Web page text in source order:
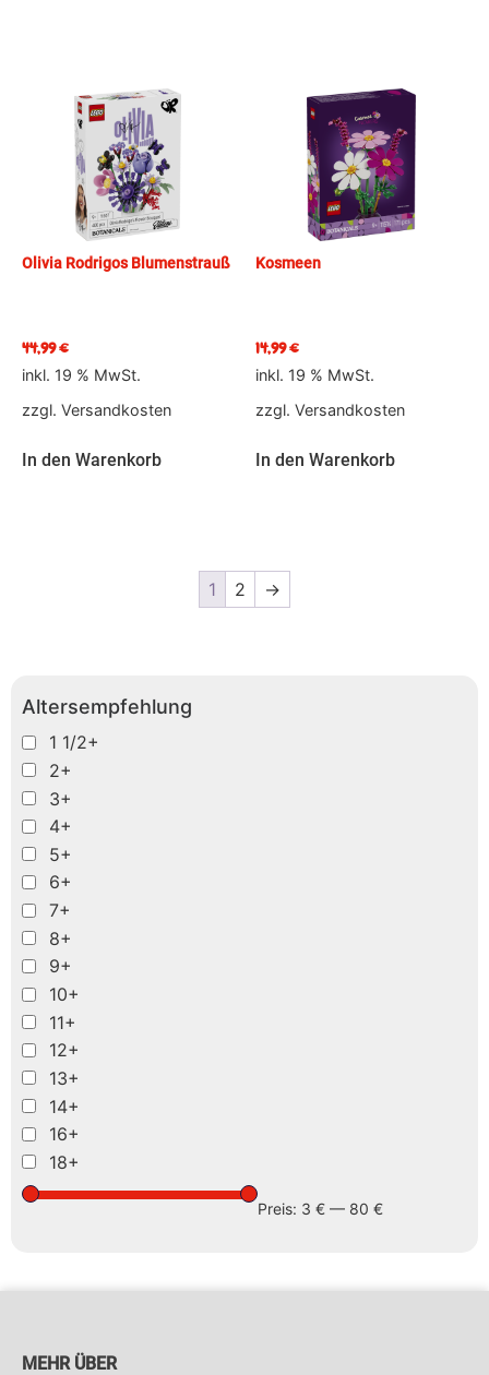
Altersempfehlung
1 1/2+
2+
3+
4+
5+
6+
7+
8+
9+
10+
11+
12+
13+
14+
16+
18+
Preis: 3 € — 80 €
Olivia Rodrigos Blumenstrauß
44,99€
inkl. 19 % MwSt.
zzgl. Versandkosten
In den Warenkorb
Kosmeen
14,99€
inkl. 19 % MwSt.
zzgl. Versandkosten
In den Warenkorb
1 2 →
MEHR ÜBER